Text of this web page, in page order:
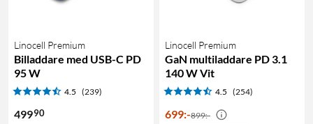
Linocell Premium
Billaddare med USB-C PD
95 W
4.5 (239)
49990
Linocell Premium
GaN multiladdare PD 3.1
140 W Vit
4.5 (254)
699:-899:-